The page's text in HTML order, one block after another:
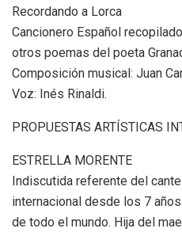
Recordando a Lorca
Cancionero Español
otros poemas del poeta
Composición musical: Juan
Voz: Inés Rinaldi.
PROPUESTAS ARTÍSTICAS
ESTRELLA MORENTE
Indiscutida referente del
internacional desde los 7
de todo el mundo. Hija del